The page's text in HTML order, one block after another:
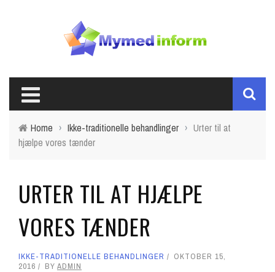
Home › Ikke-traditionelle behandlinger › Urter til at
hjælpe vores tænder
URTER TIL AT HJÆLPE
VORES TÆNDER
IKKE-TRADITIONELLE BEHANDLINGER
OKTOBER 15,
2016
BY ADMIN